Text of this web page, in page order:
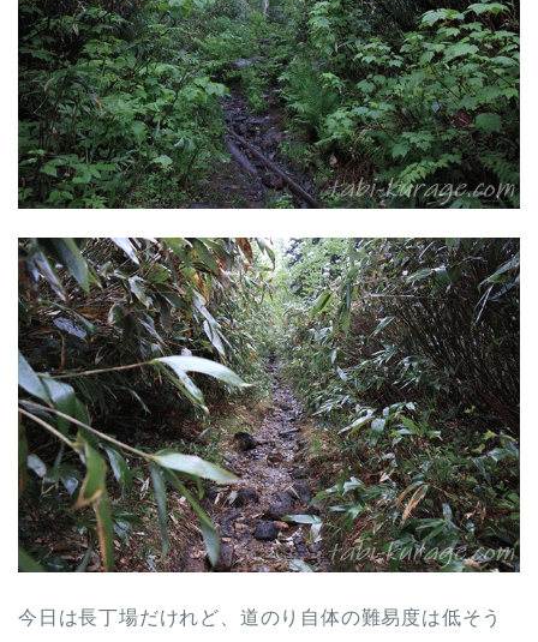
今日は長丁場だけれど、道のり自体の難易度は低そう